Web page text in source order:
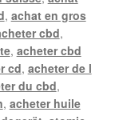
, achat en gros
cbd,
, acheter cbd
cd, acheter de l
du cbd,
, acheter huile